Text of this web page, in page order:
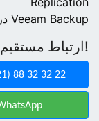
انتقال ماشین مجازی Migration در Veeam Backup
ارتباط مستقیم با بخش فروش!
88 32 32 22